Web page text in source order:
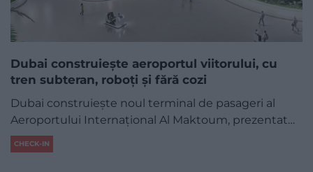
Dubai construiește aeroportul viitorului, cu
tren subteran, roboți și fără cozi
Dubai construiește noul terminal de pasageri al
Aeroportului Internațional Al Maktoum, prezentat…
CHECK-IN